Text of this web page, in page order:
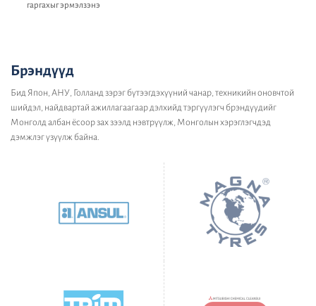
гаргахыг эрмэлзэнэ
Брэндүүд
Бид Япон, АНУ, Голланд зэрэг бүтээгдэхүүний чанар, техникийн оновчтой
шийдэл, найдвартай ажиллагаагаар дэлхийд тэргүүлэгч брэндүүдийг
Монголд албан ёсоор зах зээлд нэвтрүүлж, Монголын хэрэглэгчдэд
дэмжлэг үзүүлж байна.